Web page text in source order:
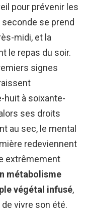
pour prévenir les
se prend
midi, et la
le repas du soir.
signes
huit à soixante-
ses droits
au sec, le mental
redeviennent
extrêmement
métabolisme
végétal infusé,
vivre son été.